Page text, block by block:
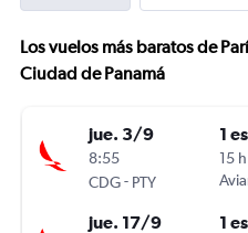
Los vuelos más baratos de
Ciudad de Panamá
jue. 3/9
8:55
CDG- PTY
1
15
jue. 17/9 1